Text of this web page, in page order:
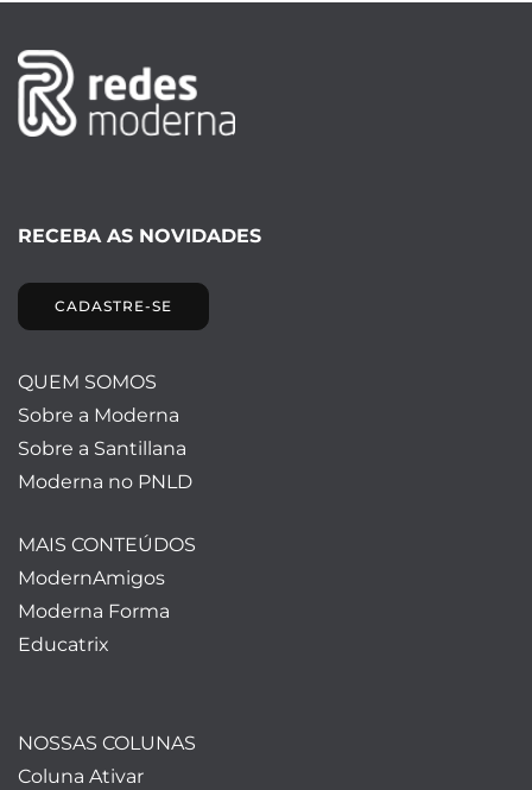
RECEBA AS NOVIDADES
CADASTRE-SE
QUEM SOMOS
Sobre a Moderna
Sobre a Santillana
Moderna no PNLD
MAIS CONTEÚDOS
ModernAmigos
Moderna Forma
Educatrix
NOSSAS COLUNAS
Coluna Ativar